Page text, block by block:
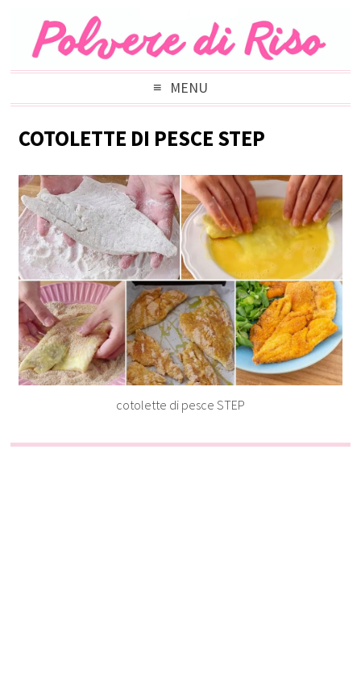
MENU
COTOLETTE DI PESCE STEP
cotolette di pesce STEP